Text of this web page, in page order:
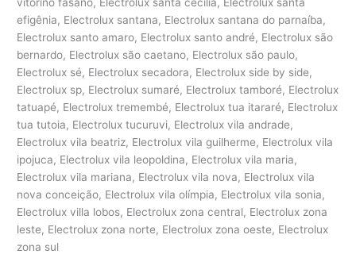
efigênia, Electrolux santana, Electrolux santana do parnaíba,
Electrolux santo amaro, Electrolux santo andré, Electrolux são
bernardo, Electrolux são caetano, Electrolux são paulo,
Electrolux sé, Electrolux secadora, Electrolux side by side,
Electrolux sp, Electrolux sumaré, Electrolux tamboré, Electrolux
tatuapé, Electrolux tremembé, Electrolux tua itararé, Electrolux
tua tutoia, Electrolux tucuruvi, Electrolux vila andrade,
Electrolux vila beatriz, Electrolux vila guilherme, Electrolux vila
ipojuca, Electrolux vila leopoldina, Electrolux vila maria,
Electrolux vila mariana, Electrolux vila nova, Electrolux vila
nova conceição, Electrolux vila olímpia, Electrolux vila sonia,
Electrolux villa lobos, Electrolux zona central, Electrolux zona
leste, Electrolux zona norte, Electrolux zona oeste, Electrolux
zona sul